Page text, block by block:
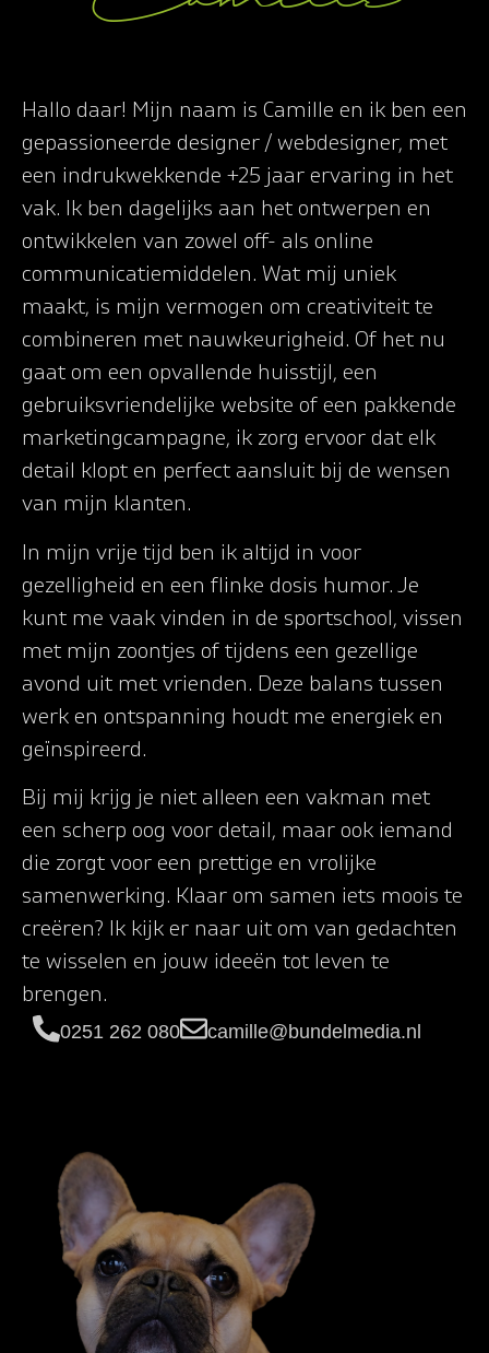
Hallo daar! Mijn naam is Camille en ik ben een
gepassioneerde designer / webdesigner, met
een indrukwekkende +25 jaar ervaring in het
vak. Ik ben dagelijks aan het ontwerpen en
ontwikkelen van zowel off- als online
communicatiemiddelen. Wat mij uniek
maakt, is mijn vermogen om creativiteit te
combineren met nauwkeurigheid. Of het nu
gaat om een opvallende huisstijl, een
gebruiksvriendelijke website of een pakkende
marketingcampagne, ik zorg ervoor dat elk
detail klopt en perfect aansluit bij de wensen
van mijn klanten.
In mijn vrije tijd ben ik altijd in voor
gezelligheid en een flinke dosis humor. Je
kunt me vaak vinden in de sportschool, vissen
met mijn zoontjes of tijdens een gezellige
avond uit met vrienden. Deze balans tussen
werk en ontspanning houdt me energiek en
geïnspireerd.
Bij mij krijg je niet alleen een vakman met
een scherp oog voor detail, maar ook iemand
die zorgt voor een prettige en vrolijke
samenwerking. Klaar om samen iets moois te
creëren? Ik kijk er naar uit om van gedachten
te wisselen en jouw ideeën tot leven te
brengen.
0251 262 080 camille@bundelmedia.nl